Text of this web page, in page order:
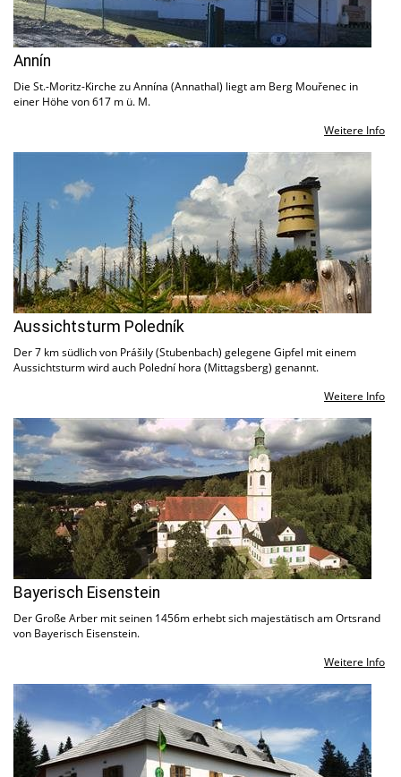
Annín
Die St.-Moritz-Kirche zu Annína (Annathal) liegt am Berg Mouřenec in
einer Höhe von 617 m ü. M.
Weitere Info
Aussichtsturm Poledník
Der 7 km südlich von Prášily (Stubenbach) gelegene Gipfel mit einem
Aussichtsturm wird auch Polední hora (Mittagsberg) genannt.
Weitere Info
Bayerisch Eisenstein
Der Große Arber mit seinen 1456m erhebt sich majestätisch am Ortsrand
von Bayerisch Eisenstein.
Weitere Info